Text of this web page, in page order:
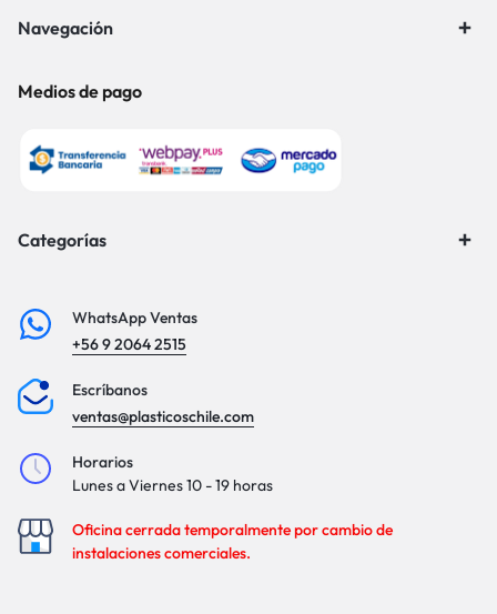
Navegación
Medios de pago
Categorías
WhatsApp Ventas
+56 9 2064 2515
Escríbanos
ventas@plasticoschile.com
Horarios
Lunes a Viernes 10 - 19 horas
Oficina cerrada temporalmente por cambio de
instalaciones comerciales.